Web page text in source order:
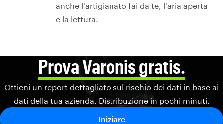
anche l'artigianato fai da te, l'aria aperta
e la lettura.
Prova Varonis gratis.
Ottieni un report dettagliato sul rischio dei dati in base ai
dati della tua azienda. Distribuzione in pochi minuti.
Iniziare